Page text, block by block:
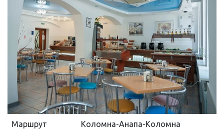
Маршрут Коломна-Анапа-Коломна